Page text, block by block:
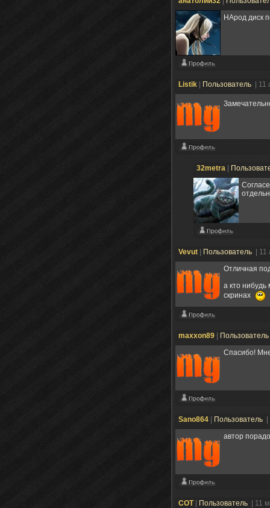
НАрод диск
Listik Пользователь |
32metra
Vevut Пользователь
|
Отличная
а кто нибудь
скринах
maxxon89
Пользователь
Спасибо!
Sano864 Пользователь
автор
СОТ| Пользователь | 11